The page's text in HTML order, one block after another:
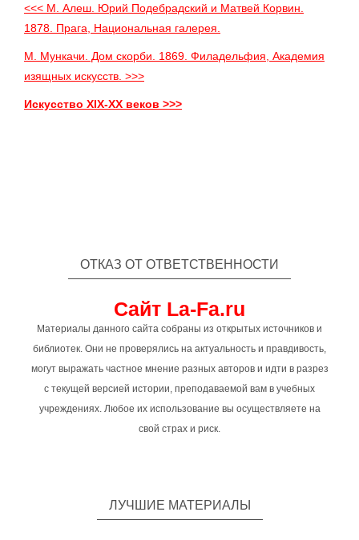
<<< М. Алеш. Юрий Подебрадский и Матвей Корвин.
1878. Прага, Национальная галерея.
М. Мункачи. Дом скорби. 1869. Филадельфия, Академия
изящных искусств. >>>
Искусство XIX-XX веков >>>
ОТКАЗ ОТ ОТВЕТСТВЕННОСТИ
Сайт La-Fa.ru
Материалы данного сайта собраны из открытых источников и
библиотек. Они не проверялись на актуальность и правдивость,
могут выражать частное мнение разных авторов и идти в разрез
с текущей версией истории, преподаваемой вам в учебных
учреждениях. Любое их использование вы осуществляете на
свой страх и риск.
ЛУЧШИЕ МАТЕРИАЛЫ